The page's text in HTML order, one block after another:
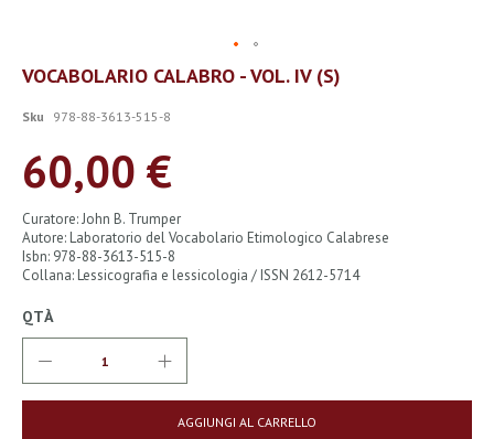
Vai
all'inizio
galleria
immagini
VOCABOLARIO CALABRO - VOL. IV (S)
Sku 978-88-3613-515-8
60,00 €
Curatore: John B. Trumper
Autore: Laboratorio del Vocabolario Etimologico Calabrese
Isbn: 978-88-3613-515-8
Collana: Lessicografia e lessicologia / ISSN 2612-5714
QTÀ
AGGIUNGI AL CARRELLO